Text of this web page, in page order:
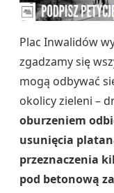
Plac Inwalidów
zgadzamy się
mogą odbywać
okolicy zieleni –
oburzeniem
usunięcia
przeznaczenia
pod betonową